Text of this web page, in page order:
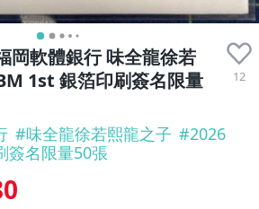
岡軟體銀行 味全龍徐若
1st 銀箔印刷簽名限量
12
#味全龍徐若熙龍之子 #2026
簽名限量50張